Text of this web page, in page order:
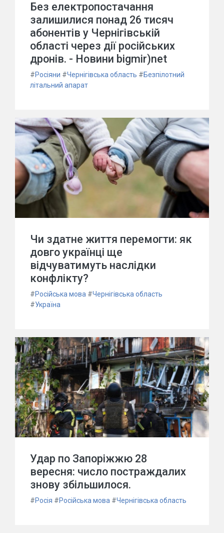
Без електропостачання
залишилися понад 26 тисяч
абонентів у Чернігівській
області через дії російських
дронів. - Новини bigmir)net
#Росіяни #Чернігівська область #Безпілотний
літальний апарат
Чи здатне життя перемогти: як
довго українці ще
відчуватимуть наслідки
конфлікту?
#Російська мова #Чернігівська область
#Україна
Удар по Запоріжжю 28
вересня: число постраждалих
знову збільшилося.
#Росія #Російська мова #Чернігівська область